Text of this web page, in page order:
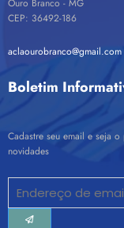
Ouro Branco - MG
CEP: 36492-186
aclaourobranco@gmail.com
Boletim
Cadastre seu email e seja
novidades